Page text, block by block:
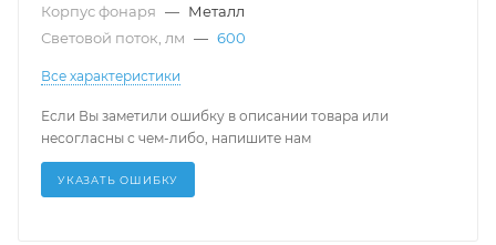
Корпус фонаря — Металл
Световой поток, лм — 600
Все характеристики
Если Вы заметили ошибку в описании товара или
несогласны с чем-либо, напишите нам
УКАЗАТЬ ОШИБКУ